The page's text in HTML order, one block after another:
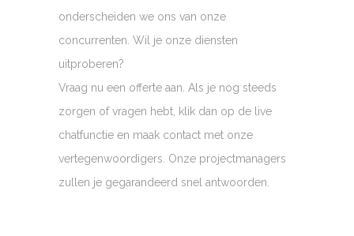
onderscheiden we ons van onze
concurrenten. Wil je onze diensten
uitproberen?
Vraag nu een offerte aan. Als je nog steeds
zorgen of vragen hebt, klik dan op de live
chatfunctie en maak contact met onze
vertegenwoordigers. Onze projectmanagers
zullen je gegarandeerd snel antwoorden.